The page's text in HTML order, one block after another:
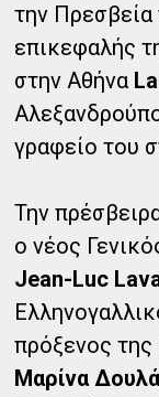
την Πρεσβεία
επικεφαλής
στην Αθήνα
γραφείο του
Την
ο νέος
Jean-Luc
πρόξενος της
Μαρίνα